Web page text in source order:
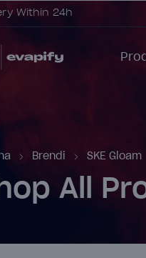
Within 24h
Brendi SKE Gloam
All